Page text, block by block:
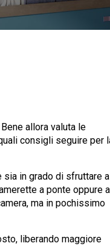
allora valuta le
consigli seguire per
sia in grado di sfruttare
a ponte oppure a
ma in pochissimo
liberando maggiore